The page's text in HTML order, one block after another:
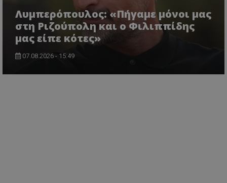
Λυμπερόπουλος: «Πήγαμε μόνοι μας
στη Ριζούπολη και ο Φιλιππίδης
μας είπε κότες»
07.08.2026 - 15:49